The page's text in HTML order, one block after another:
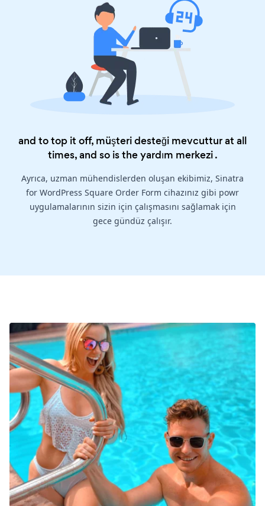
and to top it off, müşteri desteği mevcuttur at all
times, and so is theyardım merkezi.
Ayrıca, uzman mühendislerden oluşan ekibimiz, Sinatra
for WordPress Square Order Form cihazınız gibi powr
uygulamalarının sizin için çalışmasını sağlamak için
gece gündüz çalışır.